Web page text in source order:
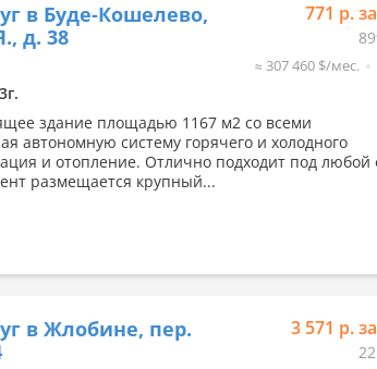
в Буде-Кошелево,
д. 38
771 р.
≈ 307 460 $/мес.
здание площадью 1167 м2 со всеми
автономную систему горячего и холодного
и отопление. Отлично подходит под любой
размещается крупный...
в Жлобине, пер.
3 571 р.